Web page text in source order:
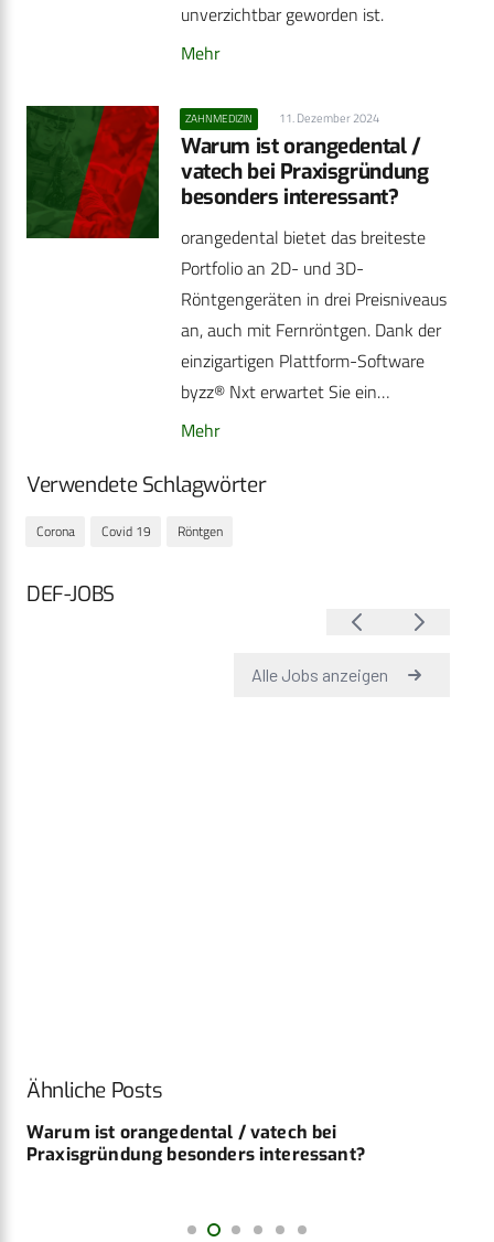
unverzichtbar geworden ist.
Mehr
ZAHNMEDIZIN 11. Dezember 2024
Warum ist orangedental /
vatech bei Praxisgründung
besonders interessant?
orangedental bietet das breiteste
Portfolio an 2D- und 3D-
Röntgengeräten in drei Preisniveaus
an, auch mit Fernröntgen. Dank der
einzigartigen Plattform-Software
byzz® Nxt erwartet Sie ein…
Mehr
Verwendete Schlagwörter
Corona Covid 19 Röntgen
DEF-JOBS
Ähnliche Posts
Warum ist orangedental / vatech bei
Praxisgründung besonders interessant?